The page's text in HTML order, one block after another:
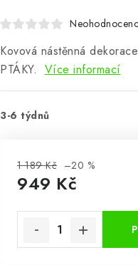
Kovová nástěnná
PTÁKY. Více informací
3-6 týdnů
1 189 Kč –20 %
949 Kč